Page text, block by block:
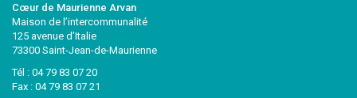
Cœur de Maurienne Arvan
Maison de l’intercommunalité
125 avenue d’Italie
73300 Saint-Jean-de-Maurienne
Tél : 04 79 83 07 20
Fax : 04 79 83 07 21